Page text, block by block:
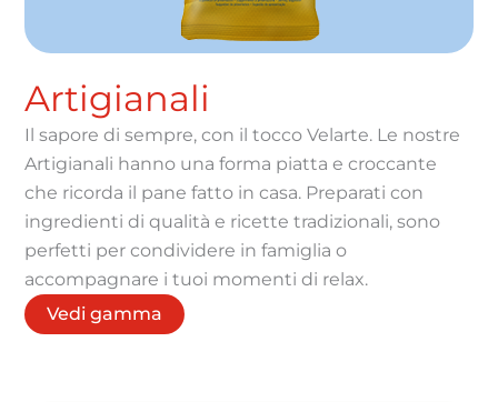
Artigianali
Il sapore di sempre, con il tocco Velarte. Le nostre
Artigianali hanno una forma piatta e croccante
che ricorda il pane fatto in casa. Preparati con
ingredienti di qualità e ricette tradizionali, sono
perfetti per condividere in famiglia o
accompagnare i tuoi momenti di relax.
Vedi gamma